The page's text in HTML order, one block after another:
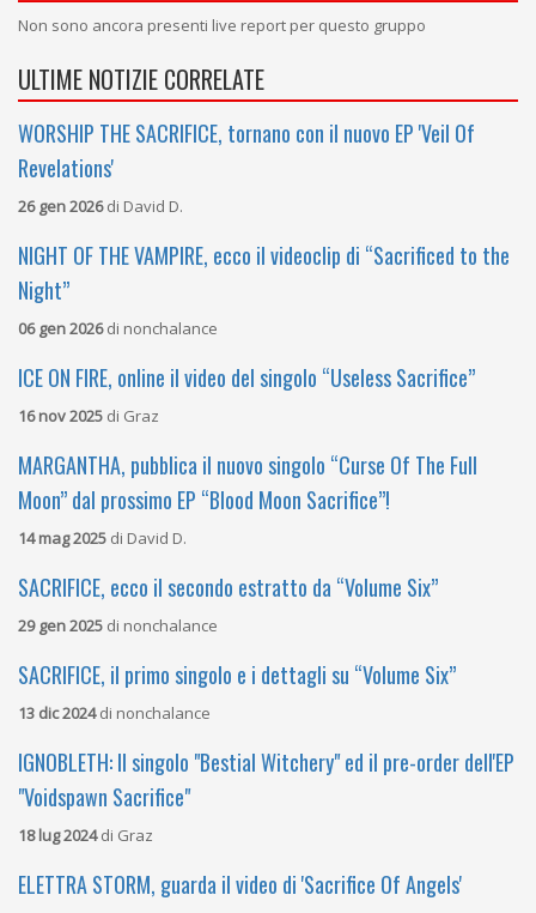
Non sono ancora presenti live report per questo gruppo
ULTIME NOTIZIE CORRELATE
WORSHIP THE SACRIFICE, tornano con il nuovo EP 'Veil Of
Revelations'
26 gen 2026di David D.
NIGHT OF THE VAMPIRE, ecco il videoclip di “Sacrificed to the
Night”
06 gen 2026di nonchalance
ICE ON FIRE, online il video del singolo “Useless Sacrifice”
16 nov 2025 di Graz
MARGANTHA, pubblica il nuovo singolo “Curse Of The Full
Moon” dal prossimo EP “Blood Moon Sacrifice”!
14 mag 2025 di David D.
SACRIFICE, ecco il secondo estratto da “Volume Six”
29 gen 2025 di nonchalance
SACRIFICE, il primo singolo e i dettagli su “Volume Six”
13 dic 2024di nonchalance
IGNOBLETH: Il singolo "Bestial Witchery" ed il pre-order dell'EP
"Voidspawn Sacrifice"
18 lug 2024di Graz
ELETTRA STORM, guarda il video di 'Sacrifice Of Angels'